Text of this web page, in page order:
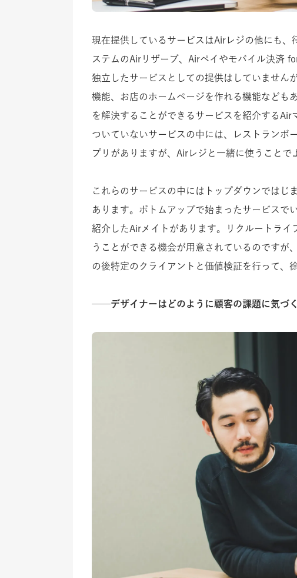
現在提供しているサービスはAirレジの他にも
ステムのAirリザーブ、Airペイやモバイル決済
独立したサービスとしての提供はしていません
機能、お店のホームページを作れる機能なども
を解決することができるサービスを紹介する
ついていないサービスの中には、レストランボ
プリがありますが、Airレジと一緒に使うことで
これらのサービスの中にはトップダウンではじ
あります。ボトムアップで始まったサービスで
紹介したAirメイトがあります。リクルートラ
うことができる機会が用意されているのですが
の後特定のクライアントと価値検証を行って、
──デザイナーはどのように顧客の課題に気づ